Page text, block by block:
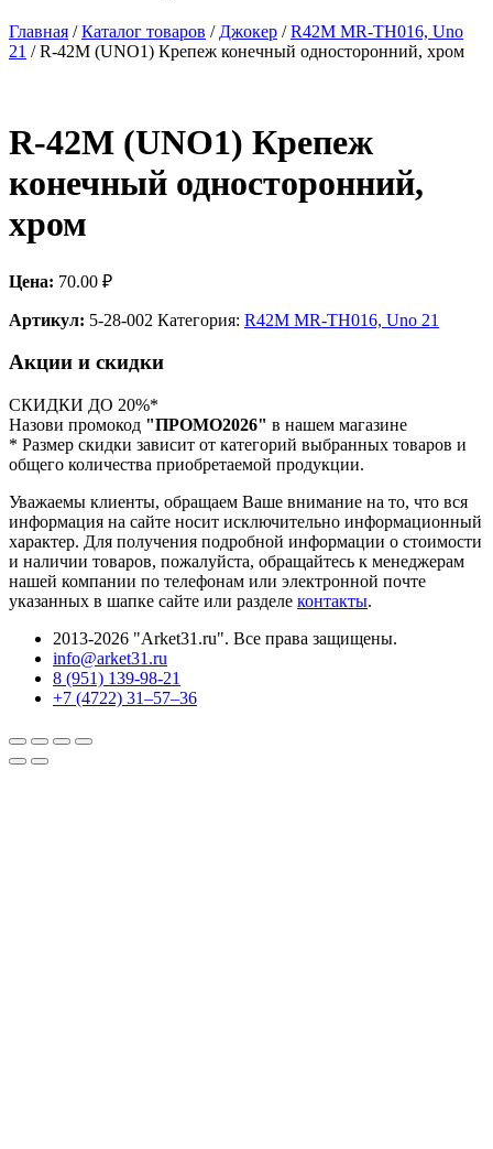
Главная /Каталог товаров / Джокер /R42М MR-TH016, Uno
21 / R-42М (UNO1) Крепеж конечный односторонний, хром
R-42М (UNO1) Крепеж
конечный односторонний,
хром
Цена: 70.00 ₽
Артикул: 5-28-002 Категория: R42М MR-TH016, Uno 21
Акции и скидки
СКИДКИ ДО 20%*
Назови промокод "ПРОМО2026" в нашем магазине
* Размер скидки зависит от категорий выбранных товаров и
общего количества приобретаемой продукции.
Уважаемы клиенты, обращаем Ваше внимание на то, что вся
информация на сайте носит исключительно информационный
характер. Для получения подробной информации о стоимости
и наличии товаров, пожалуйста, обращайтесь к менеджерам
нашей компании по телефонам или электронной почте
указанных в шапке сайте или разделе контакты.
2013-2026 "Arket31.ru". Все права защищены.
info@arket31.ru
8 (951) 139-98-21
+7 (4722) 31‒57‒36